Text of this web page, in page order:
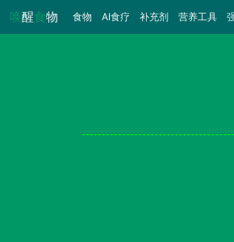
唤醒食物 食物 （当前）
AI食疗 补充剂 营养工具